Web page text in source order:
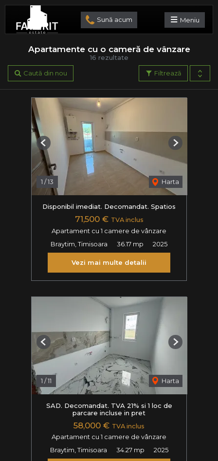
Sună acum Meniu
16 rezultate
Apartamente cu o cameră de vânzare
Filtrează
Caută din nou
1 /13 Harta
Previous Next
Disponibil imediat. Decomandat. Spatios
71,500 € TVA inclus
Apartament cu 1 camere de vânzare
Braytim, Timisoara
36.17 mp 2025
Vezi mai multe detalii
1 /11 Harta
Previous Next
SAD. Decomandat. TVA 21% si 1 loc de
parcare incluse in pret
58,000 € TVA inclus
Apartament cu 1 camere de vânzare
Braytim, Timisoara
34.27 mp 2025